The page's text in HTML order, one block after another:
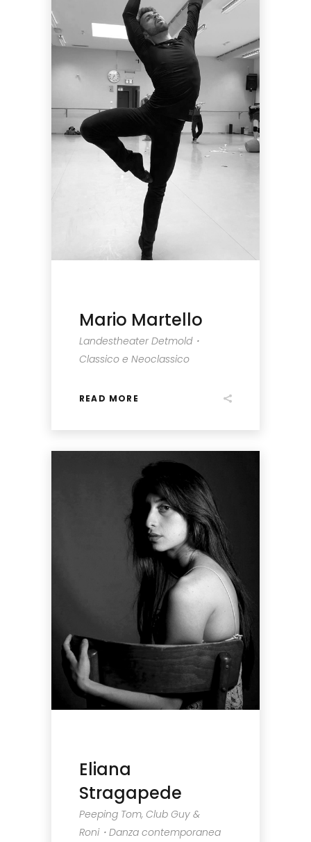
Mario Martello
Landestheater Detmold・
Classico e Neoclassico
READ MORE
Eliana
Stragapede
Peeping Tom, Club Guy &
Roni・Danza contemporanea